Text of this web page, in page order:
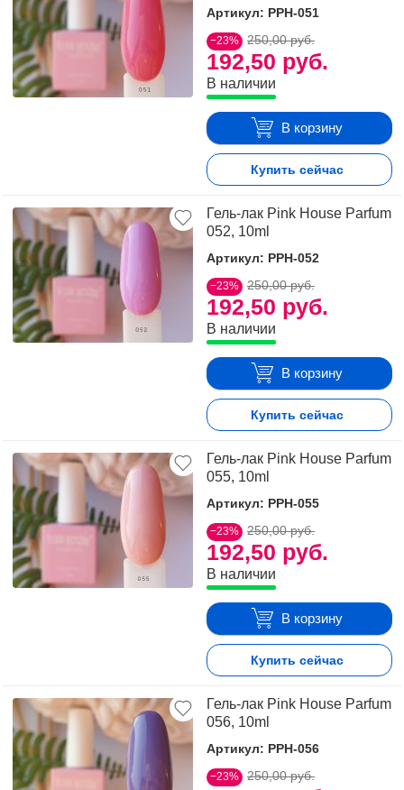
Артикул: PPH-051
−23%
192,50 руб.
250,00 руб.
В наличии
В корзину
Купить сейчас
Гель-лак Pink House Parfum
052, 10ml
Артикул: PPH-052
−23%
192,50 руб.
250,00 руб.
В наличии
В корзину
Купить сейчас
Гель-лак Pink House Parfum
055, 10ml
Артикул: PPH-055
−23%
192,50 руб.
250,00 руб.
В наличии
В корзину
Купить сейчас
Гель-лак Pink House Parfum
056, 10ml
Артикул: PPH-056
−23% 250,00 руб.